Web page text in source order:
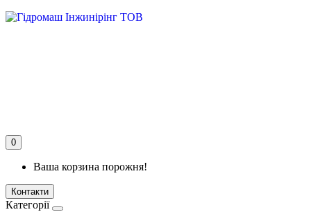
0
Ваша корзина порожня!
Контакти
Категорії